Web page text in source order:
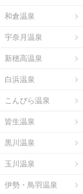
和倉温泉
宇奈月温泉
新穂高温泉
白浜温泉
こんぴら温泉
皆生温泉
黒川温泉
玉川温泉
伊勢・鳥羽温泉